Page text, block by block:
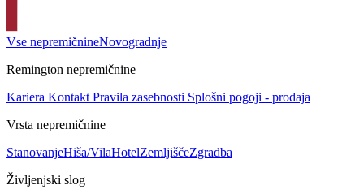
Vse nepremičnineNovogradnje
Remington nepremičnine
Kariera Kontakt Pravila zasebnosti Splošni pogoji - prodaja
Vrsta nepremičnine
StanovanjeHiša/VilaHotelZemljiščeZgradba
Življenjski slog